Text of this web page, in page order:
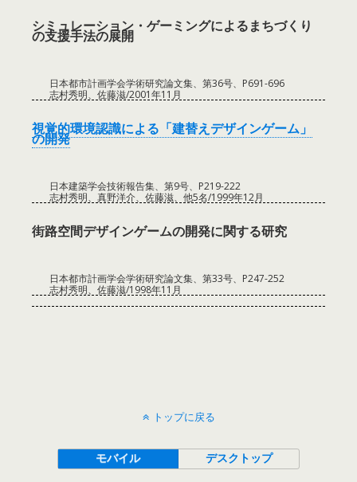
シミュレーション・ゲーミングによるまちづくり
の支援手法の展開
日本都市計画学会学術研究論文集、第36号、P691-696
志村秀明、佐藤滋/2001年11月
視覚的環境認識による「建替えデザインゲーム」
の開発
日本建築学会技術報告集、第9号、P219-222
志村秀明、真野洋介、佐藤滋、他5名/1999年12月
街路空間デザインゲームの開発に関する研究
日本都市計画学会学術研究論文集、第33号、P247-252
志村秀明、佐藤滋/1998年11月
トップに戻る
モバイル デスクトップ